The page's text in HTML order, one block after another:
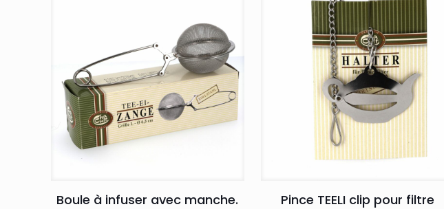
Boule à infuser avec manche.
Pince TEELI clip pour filtre